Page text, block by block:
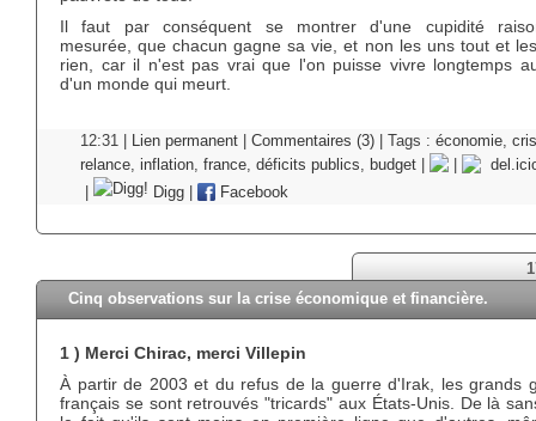
Il faut par conséquent se montrer d'une cupidité
mesurée, que chacun gagne sa vie, et non les uns tout et
rien, car il n'est pas vrai que l'on puisse vivre longtemps
d'un monde qui meurt.
12:31 | Lien permanent Commentaires (3) | Tags : économie,
relance, inflation, france, déficits publics, budget
Digg Facebook
Cinq observations sur la crise économique et financière.
1 ) Merci Chirac, merci Villepin
À partir de 2003 et du refus de la guerre d'Irak, les grands
français se sont retrouvés "tricards" aux États-Unis. De là